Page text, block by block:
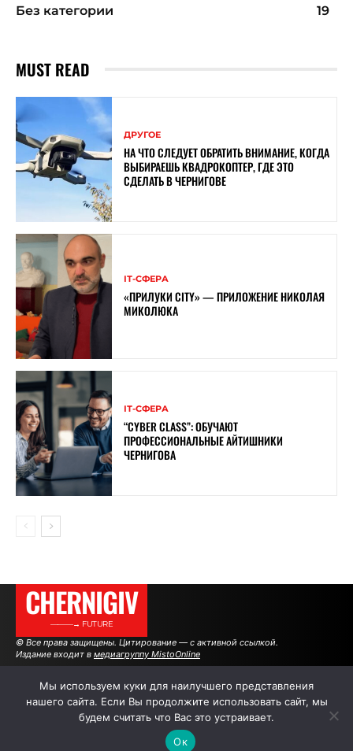
Без категории
19
MUST READ
ДРУГОЕ
НА ЧТО СЛЕДУЕТ ОБРАТИТЬ ВНИМАНИЕ, КОГДА
ВЫБИРАЕШЬ КВАДРОКОПТЕР, ГДЕ ЭТО
СДЕЛАТЬ В ЧЕРНИГОВЕ
ІТ-СФЕРА
«ПРИЛУКИ CITY» — ПРИЛОЖЕНИЕ НИКОЛАЯ
МИКОЛЮКА
ІТ-СФЕРА
“CYBER ​​CLASS”: ОБУЧАЮТ
ПРОФЕССИОНАЛЬНЫЕ АЙТИШНИКИ
ЧЕРНИГОВА
CHERNIGIV
———→ FUTURE
© Все права защищены. Цитирование — с активной ссылкой.
Издание входит в медиагруппу MistoOnline
АВТОРЫ РЕКЛАМА НА САЙТЕ
Мы используем куки для наилучшего представления
нашего сайта. Если Вы продолжите использовать сайт, мы
будем считать что Вас это устраивает.
Ок